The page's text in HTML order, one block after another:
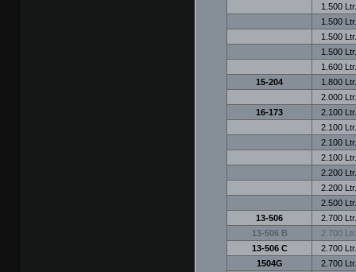
1.500 Ltr.
1.500 Ltr.
1.500 Ltr.
1.500 Ltr.
1.600 Ltr.
15-204
1.800 Ltr.
2.000 Ltr.
16-173
2.100 Ltr.
2.100 Ltr.
2.100 Ltr.
2.100 Ltr.
2.200 Ltr.
2.200 Ltr.
2.500 Ltr.
13-506
2.700 Ltr.
13-506 B
2.700 Ltr.
13-506 C
2.700 Ltr.
1504G
2.700 Ltr.